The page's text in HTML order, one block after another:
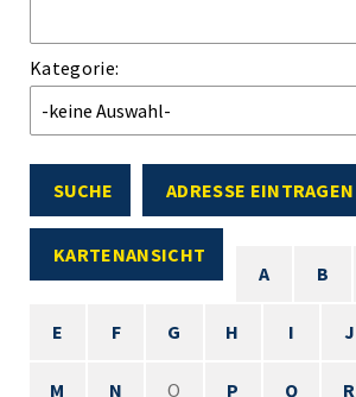
Kategorie:
SUCHE ADRESSE EINTRAGEN
KARTENANSICHT
A
B
E F G H I J
M N O P Q R